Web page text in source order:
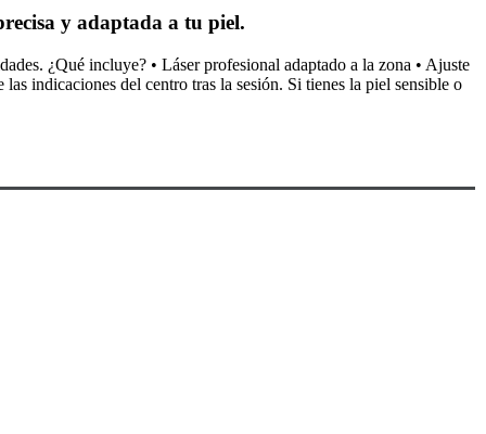
y adaptada a tu piel.
¿Qué incluye? • Láser profesional adaptado a la zona • Ajuste
indicaciones del centro tras la sesión. Si tienes la piel sensible o